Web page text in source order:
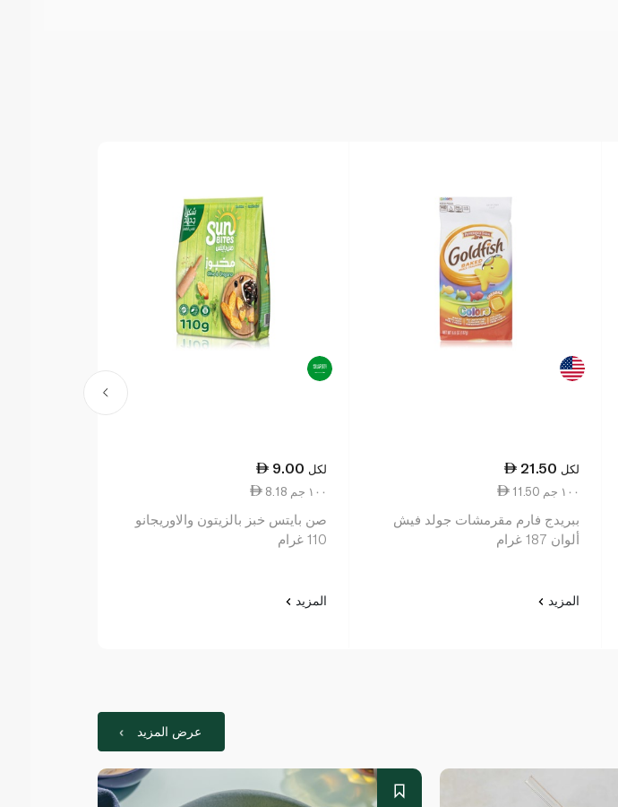
21.50 لكل
11.50 ١٠٠ جم
ببريدج فارم مقرمشات جولد فيش
ألوان 187 غرام
المزيد
9.00 لكل
8.18 ١٠٠ جم
صن بايتس خبز بالزيتون والاوريجانو
110 غرام
المزيد
عرض المزيد